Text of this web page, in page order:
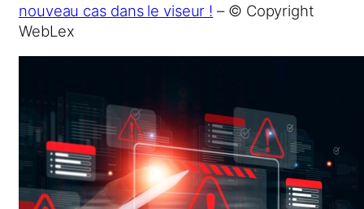
nouveau cas dans le viseur ! – © Copyright
WebLex